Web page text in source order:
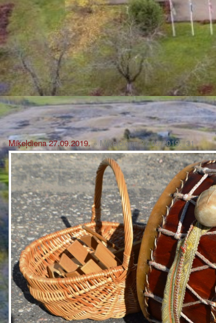
»Miķeļdiena 27.09.2019.» Miķeļdiena 27.09.2019._31